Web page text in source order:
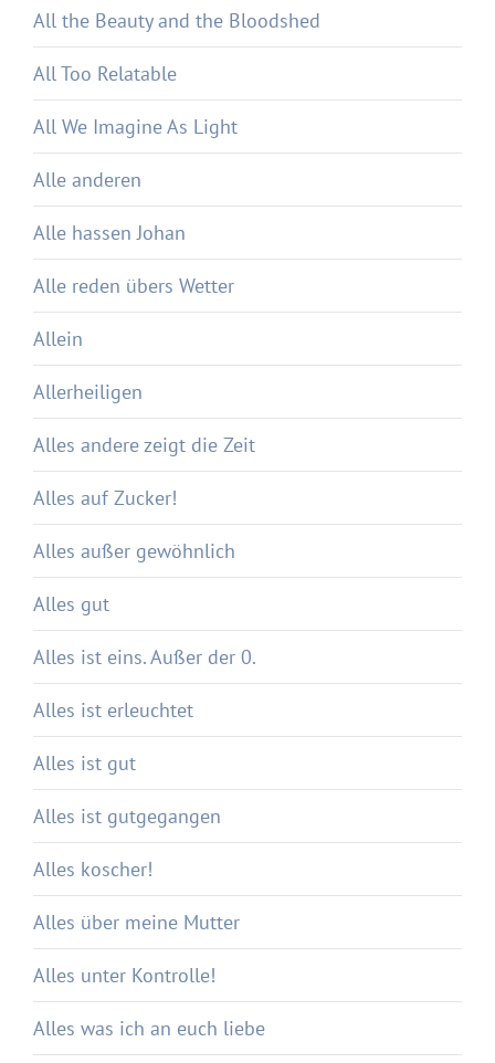
All the Beauty and the Bloodshed
All Too Relatable
All We Imagine As Light
Alle anderen
Alle hassen Johan
Alle reden übers Wetter
Allein
Allerheiligen
Alles andere zeigt die Zeit
Alles auf Zucker!
Alles außer gewöhnlich
Alles gut
Alles ist eins. Außer der 0.
Alles ist erleuchtet
Alles ist gut
Alles ist gutgegangen
Alles koscher!
Alles über meine Mutter
Alles unter Kontrolle!
Alles was ich an euch liebe